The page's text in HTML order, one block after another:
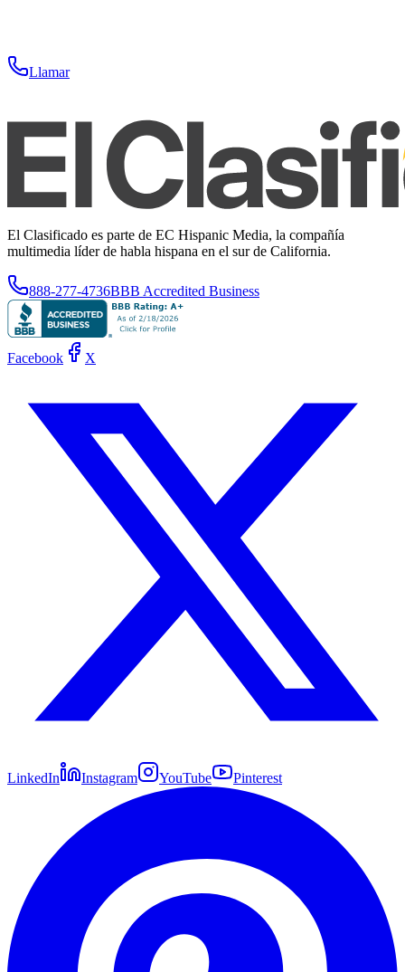
Llamar
El Clasificado es parte de EC Hispanic Media, la compañía
multimedia líder de habla hispana en el sur de California.
888-277-4736BBB Accredited Business
Facebook X
LinkedIn Instagram YouTube Pinterest